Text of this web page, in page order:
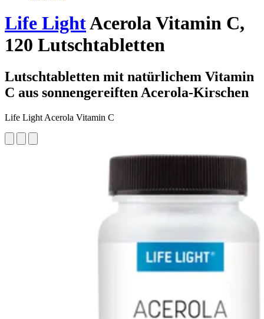
Life LightAcerola Vitamin C,
120 Lutschtabletten
Lutschtabletten mit natürlichem Vitamin
C aus sonnengereiften Acerola-Kirschen
Life Light Acerola Vitamin C